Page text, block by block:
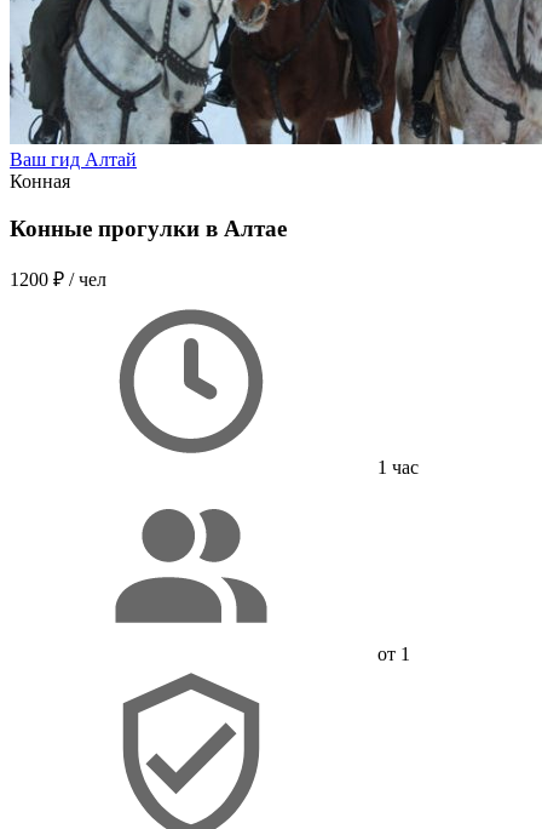
Ваш гид Алтай
Конная
Конные прогулки в Алтае
1200 ₽ / чел
1 час
от 1